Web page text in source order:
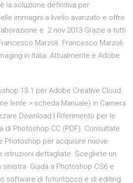
la soluzione definitiva per
immagini a livello avanzato e offre
e 2 nov 2013 Grazie a tutti
Marzoli. Francesco Marzoli
in Italia. Attualmente è Adobe
13.1 per Adobe Creative Cloud.
lente > scheda Manuale) in Camera
Download | Riferimento per le
Photoshop CC (PDF). Consultate
Photoshop per acquisire nuove
dettagliate. Scegliete un
Guida a Photoshop CS6 e
software di fotoritocco e di editing